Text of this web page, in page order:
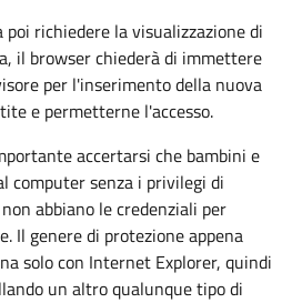
richiedere la visualizzazione di
il browser chiederà di immettere
per l'inserimento della nuova
e permetterne l'accesso.
accertarsi che bambini e
computer senza i privilegi di
abbiano le credenziali per
Il genere di protezione appena
solo con Internet Explorer, quindi
un altro qualunque tipo di